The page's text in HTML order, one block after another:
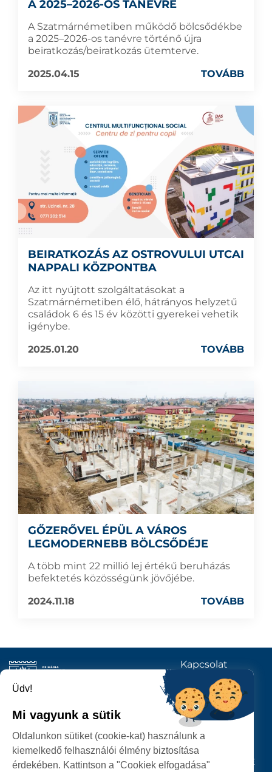
A 2025–2026-OS TANÉVRE
A Szatmárnémetiben működő bölcsődékbe
a 2025–2026-os tanévre történő újra
beiratkozás/beiratkozás ütemterve.
2025.04.15
TOVÁBB
BEIRATKOZÁS AZ OSTROVULUI UTCAI
NAPPALI KÖZPONTBA
Az itt nyújtott szolgáltatásokat a
Szatmárnémetiben élő, hátrányos helyzetű
családok 6 és 15 év közötti gyerekei vehetik
igénybe.
2025.01.20
TOVÁBB
GŐZERŐVEL ÉPÜL A VÁROS
LEGMODERNEBB BÖLCSŐDÉJE
A több mint 22 millió lej értékű beruházás
befektetés közösségünk jövőjébe.
2024.11.18
TOVÁBB
SZATMÁRNÉMETI
POLGÁRMESTERI HIVATAL
P-ȚA 25 OCTOMBRIE, NR. 1 CORP M, 440026 SATU MARE
Kapcsolat
KÖVESSENEK
Üdv!
Mi vagyunk a sütik
Oldalunkon sütiket (cookie-kat) használunk a
kiemelkedő felhasználói élmény biztosítása
érdekében. Kattintson a "Cookiek elfogadása"